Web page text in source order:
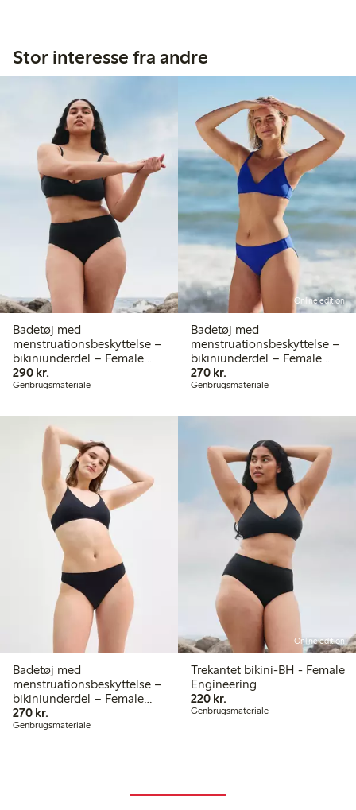
Stor interesse fra andre
Badetøj med
menstruationsbeskyttelse –
bikiniunderdel – Female
Engineering
290 kr.
Genbrugsmateriale
Online edition
Badetøj med
menstruationsbeskyttelse –
bikiniunderdel – Female
Engineering
270 kr.270,00 kr.
Genbrugsmateriale
Badetøj med
menstruationsbeskyttelse –
bikiniunderdel – Female
Engineering
270 kr.
Genbrugsmateriale
Online edition
Trekantet bikini-BH - Female
Engineering
220 kr.
Genbrugsmateriale